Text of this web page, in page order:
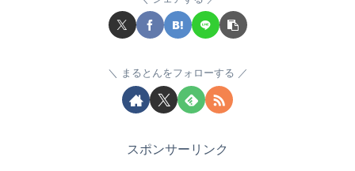
まるとんをフォローする
スポンサーリンク